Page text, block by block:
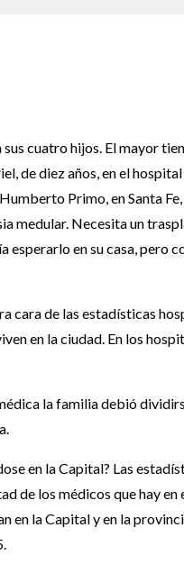
cuatro hijos. El mayor
de diez años, en el
Primo, en Santa
medular. Necesita un
esperarlo en su casa, pero
cara de las estadísticas
en la ciudad. En los
la familia debió
en la Capital? Las
de los médicos que hay
la Capital y en la